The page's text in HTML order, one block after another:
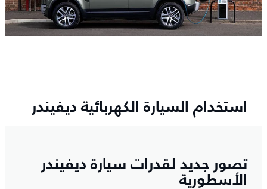
استخدام السيارة الكهربائية ديفيندر
تصور جديد لقدرات سيارة ديفيندر
الأسطورية